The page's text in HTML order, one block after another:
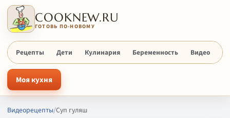
COOKNEW.RU
ГОТОВЬ ПО-НОВОМУ
Рецепты Дети Кулинария Беременность Видео
Моя кухня
Видеорецепты/Суп гуляш